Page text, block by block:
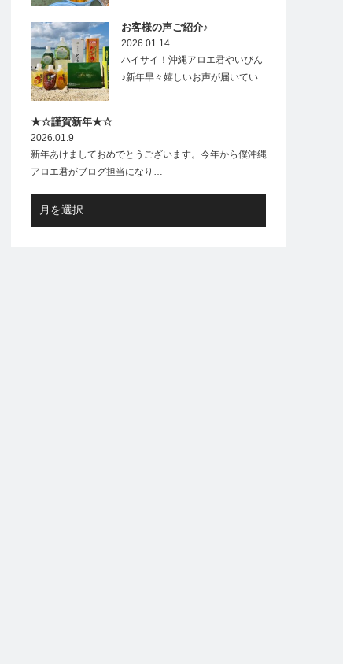
お客様の声ご紹介♪
2026.01.14
ハイサイ！沖縄アロエ君やいびん
♪新年早々嬉しいお声が届いてい
★☆謹賀新年★☆
2026.01.9
新年あけましておめでとうございます。今年から僕沖縄
アロエ君がブログ担当になり…